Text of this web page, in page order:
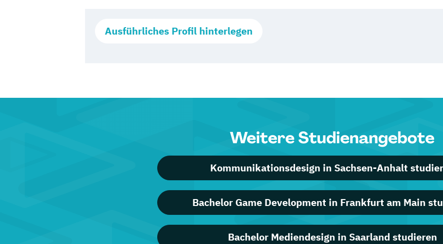
Ausführliches Profil hinterlegen
Weitere Studienangebote
Kommunikationsdesign in Sachsen-Anhalt
Bachelor Game Development in Frankfurt am Main
Bachelor Mediendesign in Saarland studieren